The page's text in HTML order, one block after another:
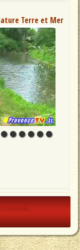
Terre et Mer
réservés.